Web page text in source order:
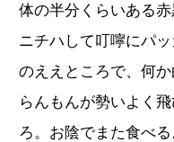
体の半分くらいある
ニチハして叮嚀にパ
のええところで、何
らんもんが勢いよく
ろ。お陰でまた食べ